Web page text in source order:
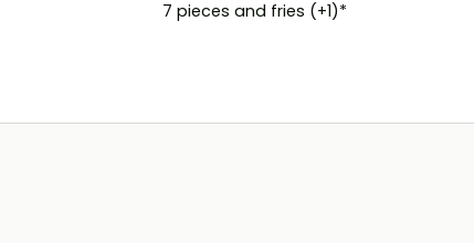
7 pieces and fries (+1)*